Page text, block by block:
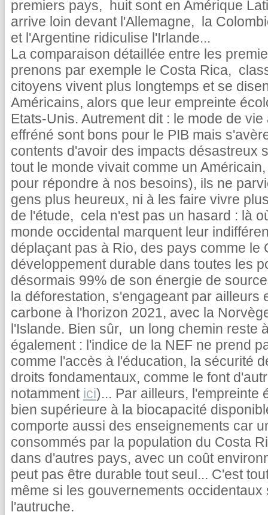
premiers pays, huit sont en Amérique
arrive loin devant l'Allemagne, la
et l'Argentine ridiculise l'Irlande...
La comparaison détaillée entre les
prenons par exemple le Costa Rica,
citoyens vivent plus longtemps et se
Américains, alors que leur empreinte
Etats-Unis. Autrement dit : le mode de
effréné sont bons pour le PIB mais
contents d'avoir des impacts désastreux
tout le monde vivait comme un
pour répondre à nos besoins), ils ne
gens plus heureux, ni à les faire vivre
de l'étude, cela n'est pas un hasard : là
monde occidental marquent leur
déplaçant pas à Rio, des pays comme le
développement durable dans toutes les
désormais 99% de son énergie de
la déforestation, s'engageant par ailleurs
carbone à l'horizon 2021, avec la
l'Islande. Bien sûr, un long chemin reste
également : l'indice de la NEF ne prend
comme l'accès à l'éducation, la sécurité
droits fondamentaux, comme le font
notamment ici)... Par ailleurs, l'empreinte
bien supérieure à la biocapacité
comporte aussi des enseignements car
consommés par la population du Costa
dans d'autres pays, avec un coût
peut pas être durable tout seul... C'est
même si les gouvernements
l'autruche.